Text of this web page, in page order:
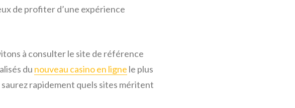
de profiter d’une expérience
à consulter le site de référence
du nouveau casino en ligne le plus
rapidement quels sites méritent